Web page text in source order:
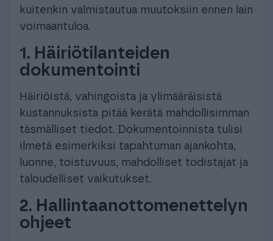
kuitenkin valmistautua muutoksiin ennen lain
voimaantuloa.
1. Häiriötilanteiden
dokumentointi
Häiriöistä, vahingoista ja ylimääräisistä
kustannuksista pitää kerätä mahdollisimman
täsmälliset tiedot. Dokumentoinnista tulisi
ilmetä esimerkiksi tapahtuman ajankohta,
luonne, toistuvuus, mahdolliset todistajat ja
taloudelliset vaikutukset.
2. Hallintaanottomenettelyn
ohjeet